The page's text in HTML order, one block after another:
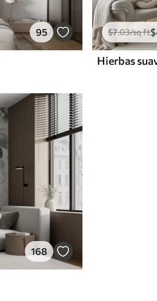
95 $7.03/sq ft$
Hierbas
168